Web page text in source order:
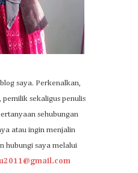
saya. Perkenalkan,
sekaligus penulis
sehubungan
atau ingin menjalin
hubungi saya melalui